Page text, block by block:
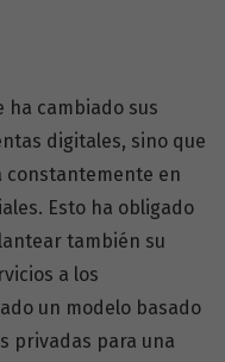
ha cambiado sus
digitales, sino que
constantemente en
Esto ha obligado
también su
a los
un modelo basado
privadas para una